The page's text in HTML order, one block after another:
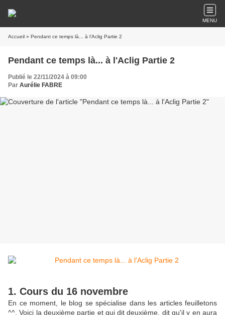
MENU
Accueil » Pendant ce temps là... à l'Aclig Partie 2
Pendant ce temps là... à l'Aclig Partie 2
Publié le 22/11/2024 à 09:00
Par Aurélie FABRE
1. Cours du 16 novembre
En ce moment, le blog se spécialise dans les articles feuilletons
^^. Voici la deuxième partie et qui dit deuxième, dit qu'il y en aura